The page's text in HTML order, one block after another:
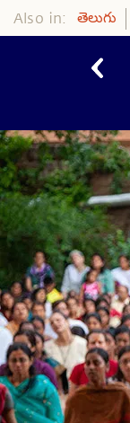
Also in: తెలుగు